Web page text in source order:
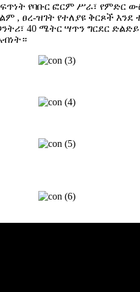
የባቡር ፎርም ሥራ፣ የምድር
, ፀረ-ዝገት የተለያዩ ቅርጾች
40 ሜትር ሣጥን ግርደር